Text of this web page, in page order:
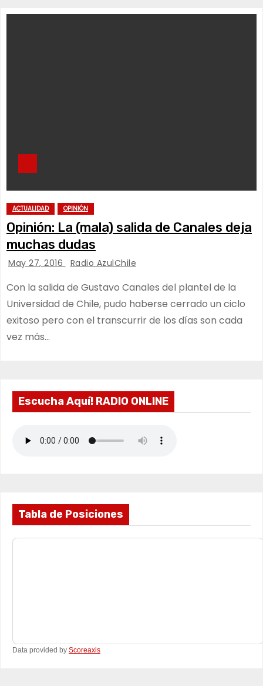
ACTUALIDAD OPINIÓN
Opinión: La (mala) salida de Canales deja
muchas dudas
May 27, 2016 Radio AzulChile
Con la salida de Gustavo Canales del plantel de la
Universidad de Chile, pudo haberse cerrado un ciclo
exitoso pero con el transcurrir de los días son cada
vez más…
Escucha Aquí! RADIO ONLINE
Tabla de Posiciones
Data provided by Scoreaxis